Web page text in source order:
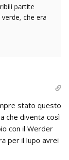
partite
che era
stato questo
che diventa così
con il Werder
per il lupo avrei